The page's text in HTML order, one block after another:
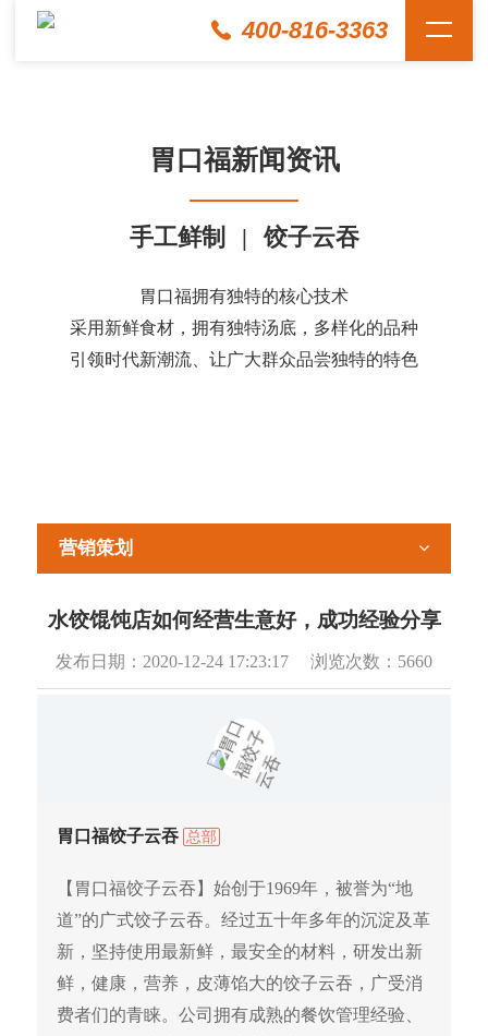
400-816-3363
胃口福新闻资讯
手工鲜制 | 饺子云吞
胃口福拥有独特的核心技术
采用新鲜食材，拥有独特汤底，多样化的品种
引领时代新潮流、让广大群众品尝独特的特色
营销策划
水饺馄饨店如何经营生意好，成功经验分享
发布日期： 2020-12-24 17:23:17 浏览次数： 5660
胃口福饺子云吞 总部
【胃口福饺子云吞】始创于1969年，被誉为“地
道”的广式饺子云吞。经过五十年多年的沉淀及革
新，坚持使用最新鲜，最安全的材料，研发出新
鲜，健康，营养，皮薄馅大的饺子云吞，广受消
费者们的青睐。公司拥有成熟的餐饮管理经验、